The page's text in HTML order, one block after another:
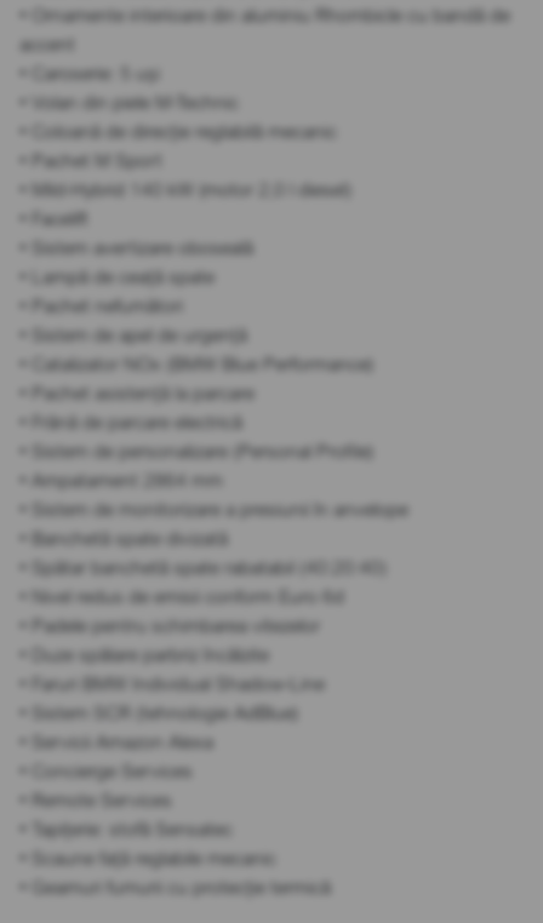
• Ornamente interioare din aluminiu Rhombicle cu bandă de
accent
• Caroserie: 5 uși
• Volan din piele M-Technic
• Coloană de direcție reglabilă mecanic
• Pachet M Sport
• Mild-Hybrid 140 kW (motor 2,0 l diesel)
• Facelift
• Sistem avertizare oboseală
• Lampă de ceață spate
• Pachet nefumători
• Sistem de apel de urgență
• Catalizator NOx (BMW Blue Performance)
• Pachet asistență la parcare
• Frână de parcare electrică
• Sistem de personalizare (Personal Profile)
• Ampatament 2864 mm
• Sistem de monitorizare a presiunii în anvelope
• Banchetă spate divizată
• Spătar banchetă spate rabatabil (40:20:40)
• Nivel redus de emisii conform Euro 6d
• Padele pentru schimbarea vitezelor
• Duze spălare parbriz încălzite
• Faruri BMW Individual Shadow-Line
• Sistem SCR (tehnologie AdBlue)
• Servicii Amazon Alexa
• Concierge Services
• Remote Services
• Tapițerie: stofă Sensatec
• Scaune față reglabile mecanic
• Geamuri fumurii cu protecție termică